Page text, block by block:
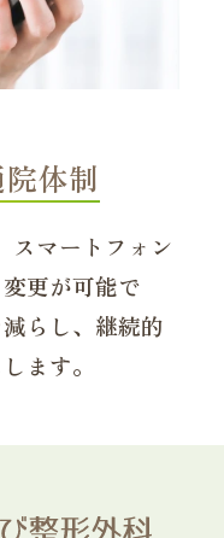
体制
スマートフォン
更が可能で
らし、継続的
ます。